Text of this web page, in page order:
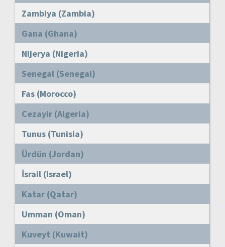
Zambiya (Zambia)
Gana (Ghana)
Nijerya (Nigeria)
Senegal (Senegal)
Fas (Morocco)
Cezayir (Algeria)
Tunus (Tunisia)
Ürdün (Jordan)
İsrail (Israel)
Katar (Qatar)
Umman (Oman)
Kuveyt (Kuwait)